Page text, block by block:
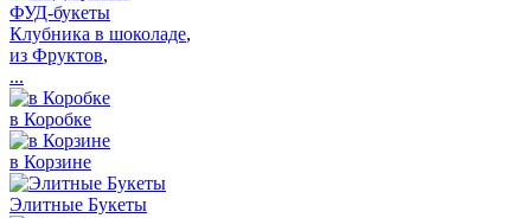
ФУД-букеты
Клубника в шоколаде,
из Фруктов,
...
в Коробке
в Корзине
Элитные Букеты